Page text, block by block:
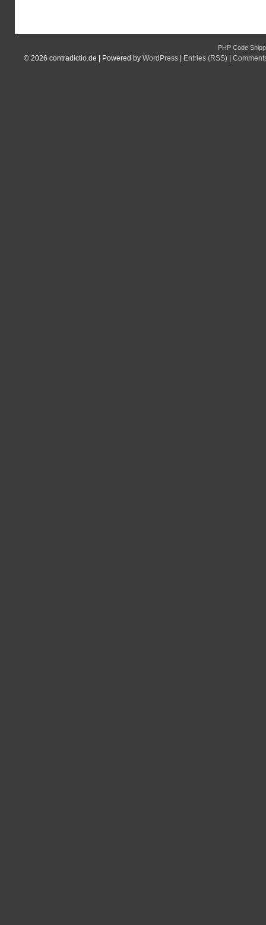
PHP Code
© 2026 contradictio.de | Powered by WordPress | Entries (RSS) |